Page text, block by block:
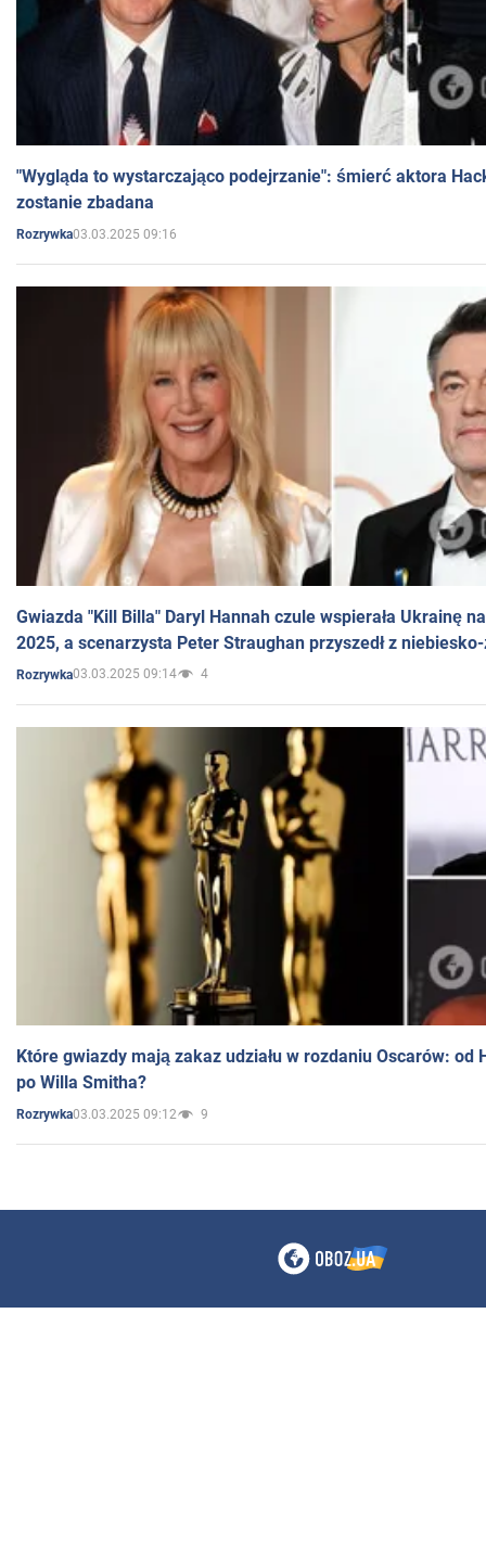
"Wygląda to wystarczająco podejrzanie": śmierć aktora
zostanie zbadana
Rozrywka03.03.2025 09:16
Gwiazda "Kill Billa" Daryl Hannah czule wspierała Ukrainę
2025, a scenarzysta Peter Straughan przyszedł z
Rozrywka03.03.2025 09:14 4
Które gwiazdy mają zakaz udziału w rozdaniu Oscarów: od
po Willa Smitha?
Rozrywka03.03.2025 09:12 9